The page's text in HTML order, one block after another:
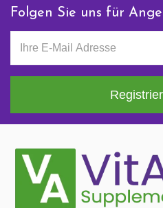
Folgen Sie uns für